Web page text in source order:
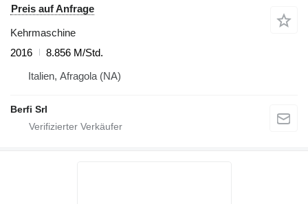
Preis auf Anfrage
Kehrmaschine
2016
8.856 M/Std.
Italien, Afragola (NA)
Berfi Srl